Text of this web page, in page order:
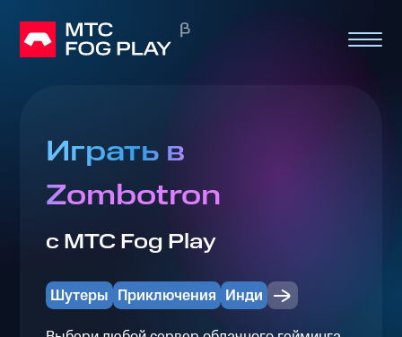
Играть в
Zombotron
с МТС Fog Play
Шутеры Приключения Инди